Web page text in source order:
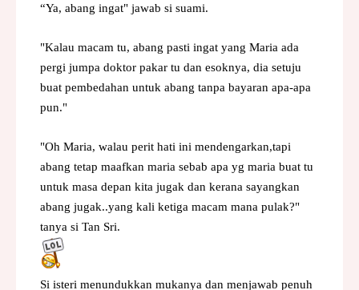
“Ya, abang ingat" jawab si suami.
"Kalau macam tu, abang pasti ingat yang Maria ada
pergi jumpa doktor pakar tu dan esoknya, dia setuju
buat pembedahan untuk abang tanpa bayaran apa-apa
pun."
"Oh Maria, walau perit hati ini mendengarkan,tapi
abang tetap maafkan maria sebab apa yg maria buat tu
untuk masa depan kita jugak dan kerana sayangkan
abang jugak..yang kali ketiga macam mana pulak?"
tanya si Tan Sri.
Si isteri menundukkan mukanya dan menjawab penuh